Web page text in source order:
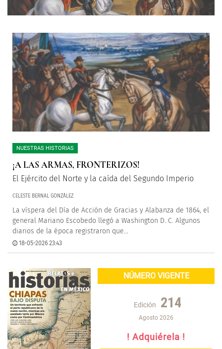
NUESTRAS HISTORIAS
¡A LAS ARMAS, FRONTERIZOS!
El Ejército del Norte y la caída del Segundo Imperio
CELESTE BERNAL GONZÁLEZ
La víspera del Día de Acción de Gracias y Alabanza de 1864, el
general Mariano Escobedo llegó a Washington D. C. Algunos
diarios de la época registraron que...
18-05-2026 23:43
NÚMERO VIGENTE
Edición 214
Agosto 2026
! Adquiérela !